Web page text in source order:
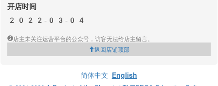
开店时间
2022-03-04
店主未关注运营平台的公众号，访客无法给店主留言。
返回店铺顶部
简体中文 English